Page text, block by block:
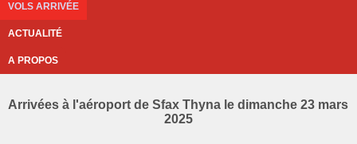
VOLS ARRIVÉE
ACTUALITÉ
A PROPOS
Arrivées à l'aéroport de Sfax Thyna le dimanche 23 mars
2025